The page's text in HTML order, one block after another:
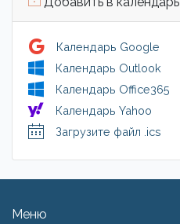
Календарь Google
Календарь Outlook
Календарь Office365
Календарь Yahoo
Загрузите файл .ics
Меню